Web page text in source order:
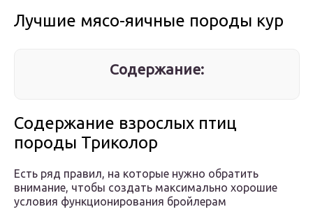
Лучшие мясо-яичные породы кур
Содержание:
Содержание взрослых птиц
породы Триколор
Есть ряд правил, на которые нужно обратить
внимание, чтобы создать максимально хорошие
условия функционирования бройлерам